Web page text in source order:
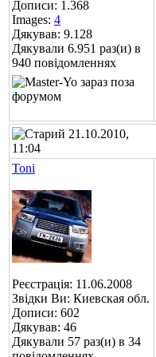
Дописи: 1.368
Images: 4
Дякував: 9.128
Дякували 6.951 раз(и) в
940 повідомленнях
21.10.2010,
11:04
Toni
Реєстрація: 11.06.2008
Звідки Ви: Киевская обл.
Дописи: 602
Дякував: 46
Дякували 57 раз(и) в 34